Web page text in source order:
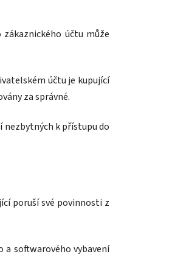
účtu může
účtu je kupující
za správné.
nezbytných k přístupu do
poruší své povinnosti z
softwarového vybavení